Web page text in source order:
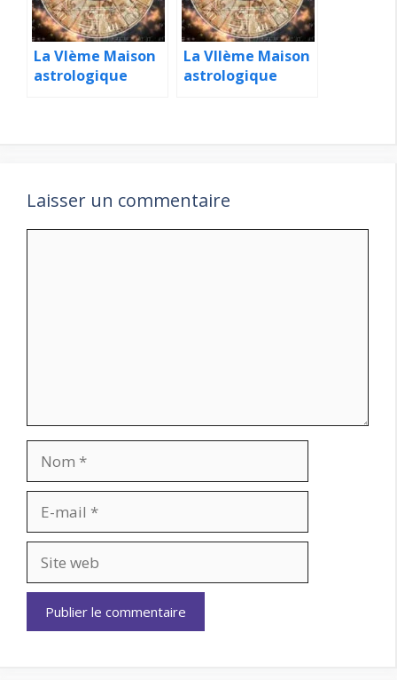
La VIème Maison
astrologique
La VIIème Maison
astrologique
Laisser un commentaire
mail
web